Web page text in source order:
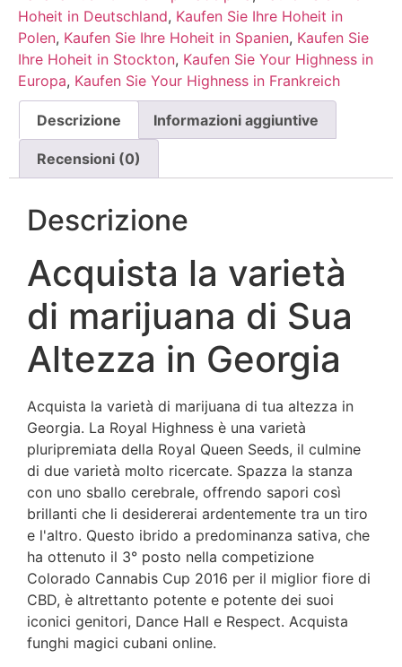
Hoheit in Deutschland, Kaufen Sie Ihre Hoheit in
Polen, Kaufen Sie Ihre Hoheit in Spanien, Kaufen Sie
Ihre Hoheit in Stockton, Kaufen Sie Your Highness in
Europa, Kaufen Sie Your Highness in Frankreich
Descrizione Informazioni aggiuntive
Recensioni (0)
Descrizione
Acquista la varietà
di marijuana di Sua
Altezza in Georgia
Acquista la varietà di marijuana di tua altezza in
Georgia. La Royal Highness è una varietà
pluripremiata della Royal Queen Seeds, il culmine
di due varietà molto ricercate. Spazza la stanza
con uno sballo cerebrale, offrendo sapori così
brillanti che li desidererai ardentemente tra un tiro
e l'altro. Questo ibrido a predominanza sativa, che
ha ottenuto il 3° posto nella competizione
Colorado Cannabis Cup 2016 per il miglior fiore di
CBD, è altrettanto potente e potente dei suoi
iconici genitori, Dance Hall e Respect. Acquista
funghi magici cubani online.